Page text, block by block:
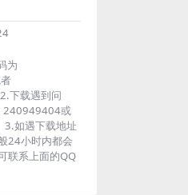
为
下载遇到问
240949404或
3.如遇下载地址
24小时内都会
联系上面的QQ